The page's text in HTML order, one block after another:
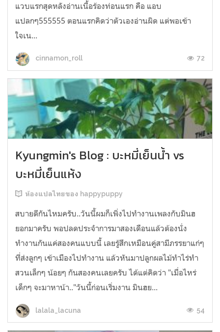
แวบแรกสุดหลังอ่านเนื้อร้องท่อนแรก คือ แอบ
แปลกๆ555555 ตอนแรกคิดว่าตัวเองอ่านผิด แต่พอเข้า
ใจเน...
cinnamon_roll 72
Kyungmin's Blog : บะหมี่เย็นน้ำ vs
บะหมี่เย็นแห้ง
ห้องแปลไทยของ happypuppy
สบายดีกันไหมครับ..วันนี้ผมก็เพิ่งไปทำงานเพลงกับมินฮ
ยอกมาครับ พอปลดประจำการมาสองเดือนแล้วต้องนั่ง
ทำงานกันแค่สองคนแบบนี้ เลยรู้สึกเหมือนคู่สามีภรรยาแก่ๆ
ที่ส่งลูกๆ เข้าเมืองไปทำงาน แล้วหันมาปลูกผลไม้ทำไร่ทำ
สวนเล็กๆ น้อยๆ กันสองคนเลยครับ ได้แต่คิดว่า "เมื่อไหร่
เด็กๆ จะมาหาน้า.."วันนี้ก่อนเริ่มงาน มินฮย...
lalala_lacuna 54